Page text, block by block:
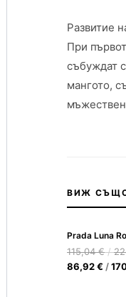
Развитие
При
събуждат
мангото,
ВИЖ
115,04€/
86,92€ /